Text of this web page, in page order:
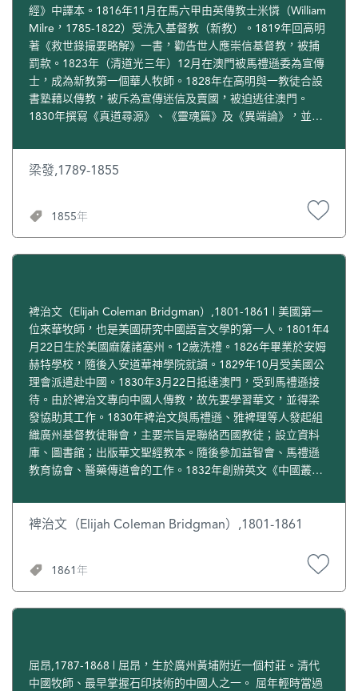
經》中譯本。1816年11月在馬六甲由英傳教士米憐（William
Milre，1785-1822）受洗入基督教（新教）。1819年回高明
著《救世錄撮要略解》一書，勸告世人應崇信基督教，被捕
罰款。1823年（清道光三年）12月在澳門被馬禮遜委為宣傳
士，成為新教第一個華人牧師。1828年在高明與一教徒合設
書塾藉以傳教，被斥為宣傳迷信及賣國，被迫逃往澳門。
1830年撰寫《真道尋源》、《靈魂篇》及《異端論》，並至
廣為散發，對洪秀全等產生較大影響。1834年赴廣州嚮應考
士子散發佈道書時被捕，半途逃脱，後赴澳門、新加坡等地
梁發,1789-1855
1855年
裨治文（Elijah Coleman Bridgman）,1801-1861 | 美國第一
位來華牧師，也是美國研究中國語言文學的第一人。1801年4
月22日生於美國麻薩諸塞州。12歲洗禮。1826年畢業於安姆
赫特學校，隨後入安道華神學院就讀。1829年10月受美國公
理會派遣赴中國。1830年3月22日抵達澳門，受到馬禮遜接
待。由於裨治文專向中國人傳教，故先要學習華文，並得梁
發協助其工作。1830年裨治文與馬禮遜、雅裨理等人發起組
織廣州基督教徒聯會，主要宗旨是聯絡西國教徒；設立資料
庫、圖書館；出版華文聖經教本。隨後參加益智會、馬禮遜
教育協會、醫藥傳道會的工作。1832年創辦英文《中國叢
澳門出版。該報是鴉片戰爭前後外國人在華創立的重要刊
物。初由馬禮遜倡議，美商奧利芬特負責在紐約進行印刷器
字記錄了鴉片戰爭前後重大事件及背景。1843年11月，任英
商馬地臣創辦的在華實用知識傳播會秘書。1839年2月在澳門
創辦馬禮遜學堂，容閎曾在該學堂學習六年。同年6月15日應
欽差大臣林則徐之邀，到虎門觀察銷煙。1843年出席香港傳
望廈條約》。1853年任上海公理會牧師。1856年在上海外僑
組成的學術團體一上海文理學會任會長。1857年促成皇家亞
裨治文（Elijah Coleman Bridgman）,1801-1861
1861年
屈昂,1787-1868 | 屈昂，生於廣州黃埔附近一個村莊。清代
中國牧師、最早掌握石印技術的中國人之一。 屈年輕時當過